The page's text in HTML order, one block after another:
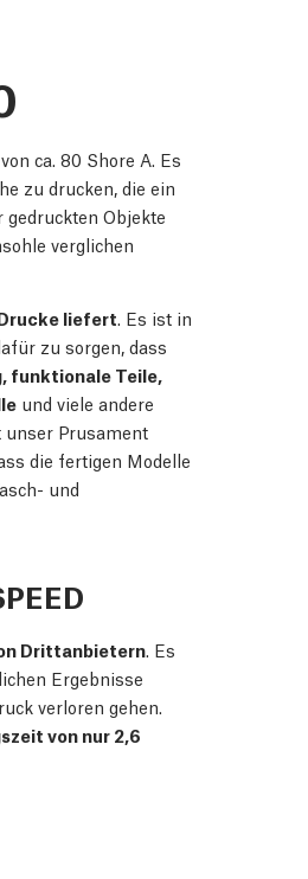
ca. 80 Shore A. Es
zu drucken, die ein
Objekte
verglichen
liefert. Es ist in
zu sorgen, dass
funktionale Teile,
und viele andere
unser Prusament
die fertigen Modelle
und
Drittanbietern. Es
Ergebnisse
verloren gehen.
von nur 2,6